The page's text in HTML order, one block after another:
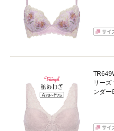
リーズ
ンダー